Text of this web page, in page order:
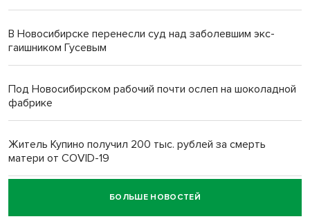
В Новосибирске перенесли суд над заболевшим экс-
гаишником Гусевым
Под Новосибирском рабочий почти ослеп на шоколадной
фабрике
Житель Купино получил 200 тыс. рублей за смерть
матери от COVID-19
Новосибирский суд наказал водителя за смерть
пенсионерки на вокзале
БОЛЬШЕ НОВОСТЕЙ